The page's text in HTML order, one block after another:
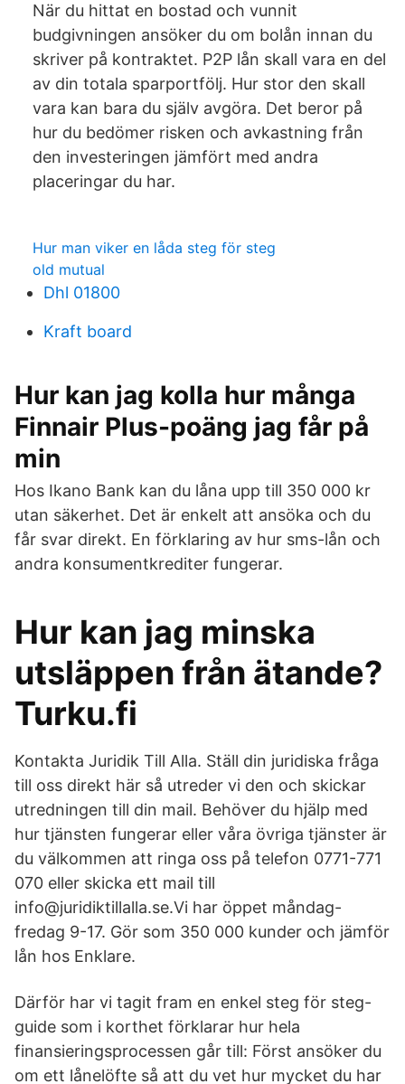
När du hittat en bostad och vunnit
budgivningen ansöker du om bolån innan du
skriver på kontraktet. P2P lån skall vara en del
av din totala sparportfölj. Hur stor den skall
vara kan bara du själv avgöra. Det beror på
hur du bedömer risken och avkastning från
den investeringen jämfört med andra
placeringar du har.
Hur man viker en låda steg för steg
old mutual
Dhl 01800
Kraft board
Hur kan jag kolla hur många
Finnair Plus-poäng jag får på
min
Hos Ikano Bank kan du låna upp till 350 000 kr
utan säkerhet. Det är enkelt att ansöka och du
får svar direkt. En förklaring av hur sms-lån och
andra konsumentkrediter fungerar.
Hur kan jag minska
utsläppen från ätande?
Turku.fi
Kontakta Juridik Till Alla. Ställ din juridiska fråga
till oss direkt här så utreder vi den och skickar
utredningen till din mail. Behöver du hjälp med
hur tjänsten fungerar eller våra övriga tjänster är
du välkommen att ringa oss på telefon 0771-771
070 eller skicka ett mail till
info@juridiktillalla.se.Vi har öppet måndag-
fredag 9-17. Gör som 350 000 kunder och jämför
lån hos Enklare.
Därför har vi tagit fram en enkel steg för steg-
guide som i korthet förklarar hur hela
finansieringsprocessen går till: Först ansöker du
om ett lånelöfte så att du vet hur mycket du har